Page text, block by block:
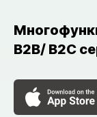
B2B/ B2C